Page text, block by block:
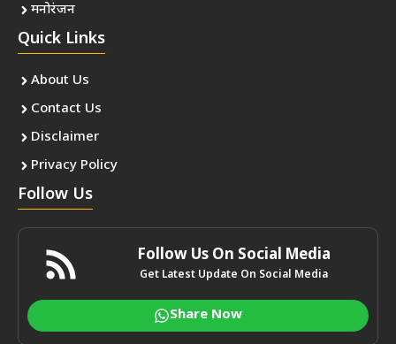
मनोरंजन
Quick Links
About Us
Contact Us
Disclaimer
Privacy Policy
Follow Us
Follow Us On Social Media
Get Latest Update On Social Media
Share Now